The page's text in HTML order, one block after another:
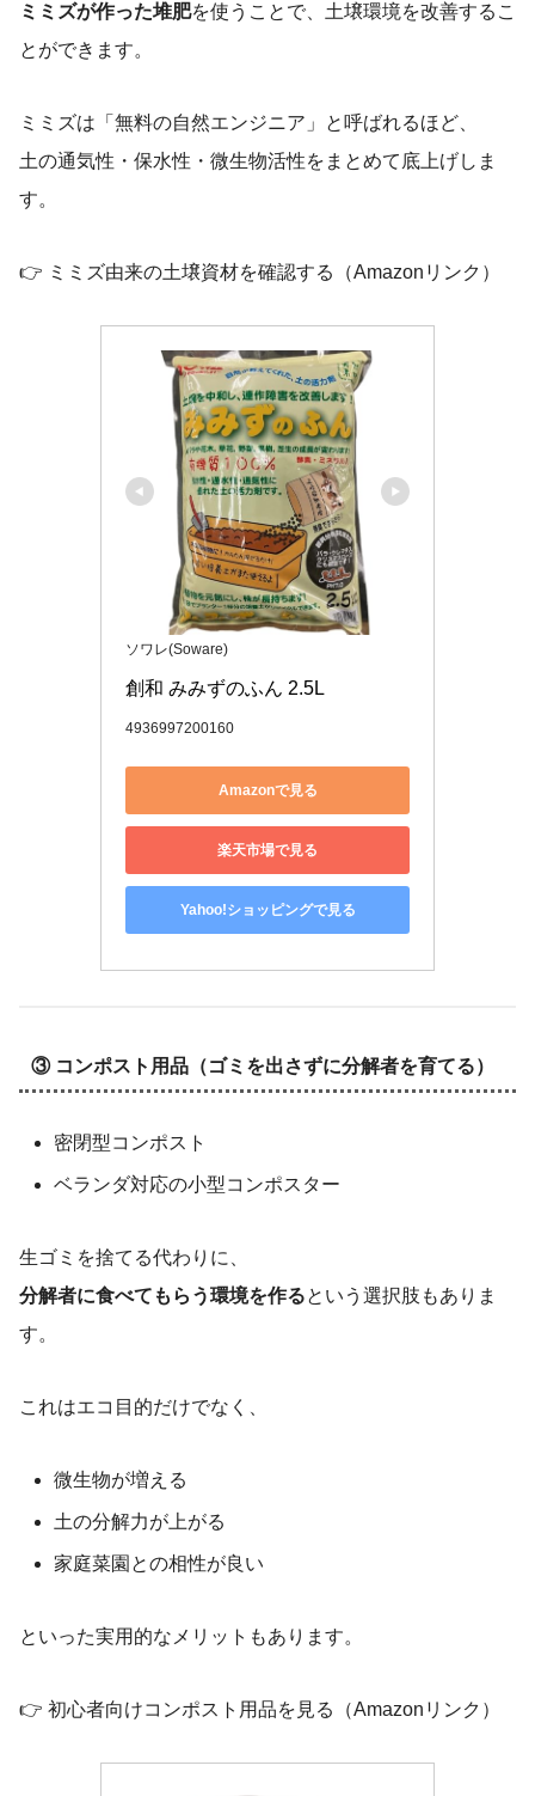
ミミズが作った堆肥を使うことで、土壌環境を改善するこ
とができます。
ミミズは「無料の自然エンジニア」と呼ばれるほど、
土の通気性・保水性・微生物活性をまとめて底上げしま
す。
👉 ミミズ由来の土壌資材を確認する（Amazonリンク）
ソワレ(Soware)
創和 みみずのふん 2.5L
4936997200160
Amazonで見る
楽天市場で見る
Yahoo!ショッピングで見る
③ コンポスト用品（ゴミを出さずに分解者を育てる）
密閉型コンポスト
ベランダ対応の小型コンポスター
生ゴミを捨てる代わりに、
分解者に食べてもらう環境を作るという選択肢もありま
す。
これはエコ目的だけでなく、
微生物が増える
土の分解力が上がる
家庭菜園との相性が良い
といった実用的なメリットもあります。
👉 初心者向けコンポスト用品を見る（Amazonリンク）